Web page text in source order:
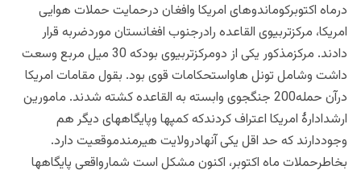
درماه اکتوبرکوماندوهای امریکا وافغان درحمایت حملات هوایی
امریکا، مرکزتربیوی القاعده رادرجنوب افغانستان موردضربه قرار
دادند. مرکزمذکور یکی از دومرکزتربیوی بودکه 30 میل مربع وسعت
داشت وشامل تونل هاواستحکامات قوی بود. بقول مقامات امریکا
درآن حمله200 جنگجوی وابسته به القاعده کشته شدند. مامورین
ارشدادارۀ امریکا اعتراف کردندکه کمپها وپایگاههای دیگر هم
وجوددارند که حد اقل یکی آنهادرولایت هیرمندموقعیت دارد.
بخاطرحملات ماه اکتوبر، اکنون مشکل است شمارواقعی پایگاهها